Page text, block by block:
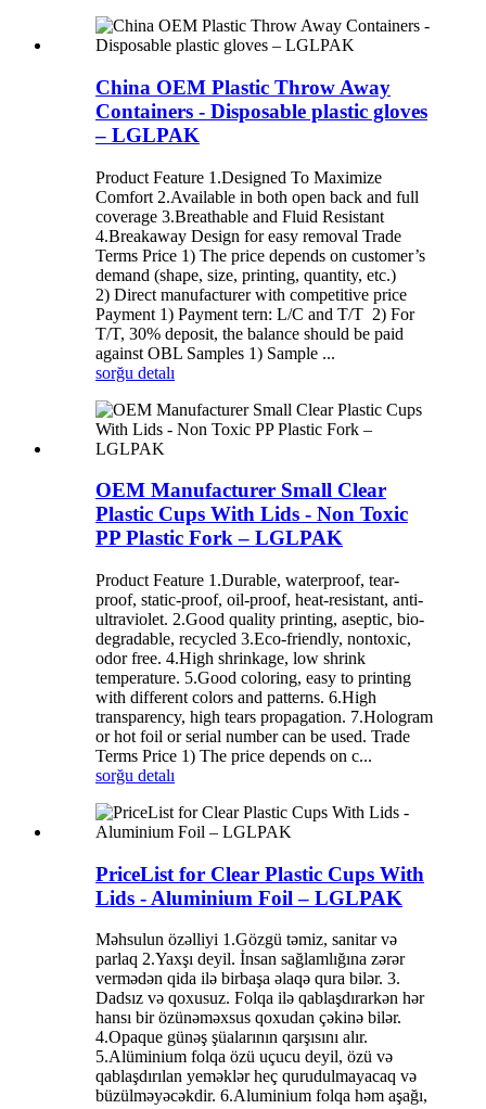
China OEM Plastic Throw Away
Containers - Disposable plastic gloves
– LGLPAK
Product Feature 1.Designed To Maximize
Comfort 2.Available in both open back and full
coverage 3.Breathable and Fluid Resistant
4.Breakaway Design for easy removal Trade
Terms Price 1) The price depends on customer’s
demand (shape, size, printing, quantity, etc.)
2) Direct manufacturer with competitive price
Payment 1) Payment tern: L/C and T/T 2) For
T/T, 30% deposit, the balance should be paid
against OBL Samples 1) Sample ...
sorğu detalı
OEM Manufacturer Small Clear
Plastic Cups With Lids - Non Toxic
PP Plastic Fork – LGLPAK
Product Feature 1.Durable, waterproof, tear-
proof, static-proof, oil-proof, heat-resistant, anti-
ultraviolet. 2.Good quality printing, aseptic, bio-
degradable, recycled 3.Eco-friendly, nontoxic,
odor free. 4.High shrinkage, low shrink
temperature. 5.Good coloring, easy to printing
with different colors and patterns. 6.High
transparency, high tears propagation. 7.Hologram
or hot foil or serial number can be used. Trade
Terms Price 1) The price depends on c...
sorğu detalı
PriceList for Clear Plastic Cups With
Lids - Aluminium Foil – LGLPAK
Məhsulun özəlliyi 1.Gözgü təmiz, sanitar və
parlaq 2.Yaxşı deyil. İnsan sağlamlığına zərər
vermədən qida ilə birbaşa əlaqə qura bilər. 3.
Dadsız və qoxusuz. Folqa ilə qablaşdırarkən hər
hansı bir özünəməxsus qoxudan çəkinə bilər.
4.Opaque günəş şüalarının qarşısını alır.
5.Alüminium folqa özü uçucu deyil, özü və
qablaşdırılan yeməklər heç qurudulmayacaq və
büzülməyəcəkdir. 6.Aluminium folqa həm aşağı,